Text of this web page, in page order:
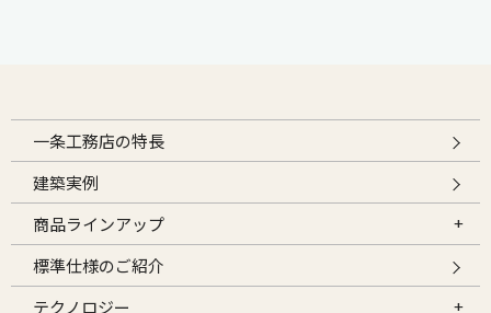
一条工務店の特長
建築実例
商品ラインアップ
標準仕様のご紹介
テクノロジー